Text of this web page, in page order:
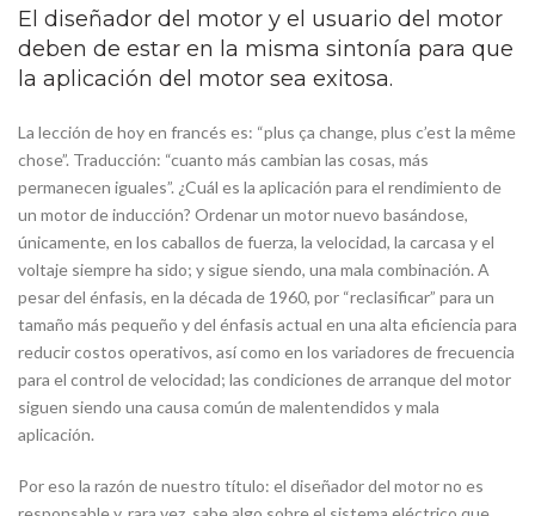
El diseñador del motor y el usuario del motor
deben de estar en la misma sintonía para que
la aplicación del motor sea exitosa.
La lección de hoy en francés es: “plus ça change, plus c’est la même
chose”. Traducción: “cuanto más cambian las cosas, más
permanecen iguales”. ¿Cuál es la aplicación para el rendimiento de
un motor de inducción? Ordenar un motor nuevo basándose,
únicamente, en los caballos de fuerza, la velocidad, la carcasa y el
voltaje siempre ha sido; y sigue siendo, una mala combinación. A
pesar del énfasis, en la década de 1960, por “reclasificar” para un
tamaño más pequeño y del énfasis actual en una alta eficiencia para
reducir costos operativos, así como en los variadores de frecuencia
para el control de velocidad; las condiciones de arranque del motor
siguen siendo una causa común de malentendidos y mala
aplicación.
Por eso la razón de nuestro título: el diseñador del motor no es